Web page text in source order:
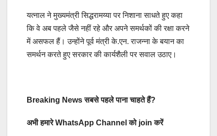
यत्नाल ने मुख्यमंत्री सिद्धरामय्या पर निशाना साधते हुए कहा
कि वे अब पहले जैसे नहीं रहे और अपने समर्थकों की रक्षा करने
में असफल हैं। उन्होंने पूर्व मंत्री के.एन. राजन्ना के बयान का
समर्थन करते हुए सरकार की कार्यशैली पर सवाल उठाए।
Breaking News सबसे पहले पाना चाहते हैं?
अभी हमारे WhatsApp Channel को join करें